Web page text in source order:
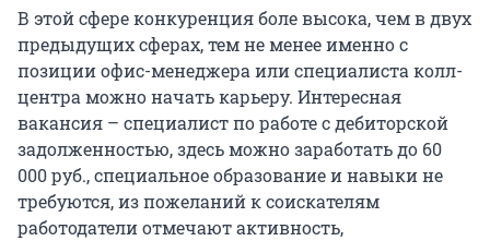
В этой сфере конкуренция боле высока, чем в двух
предыдущих сферах, тем не менее именно с
позиции офис-менеджера или специалиста колл-
центра можно начать карьеру. Интересная
вакансия – специалист по работе с дебиторской
задолженностью, здесь можно заработать до 60
000 руб., специальное образование и навыки не
требуются, из пожеланий к соискателям
работодатели отмечают активность,